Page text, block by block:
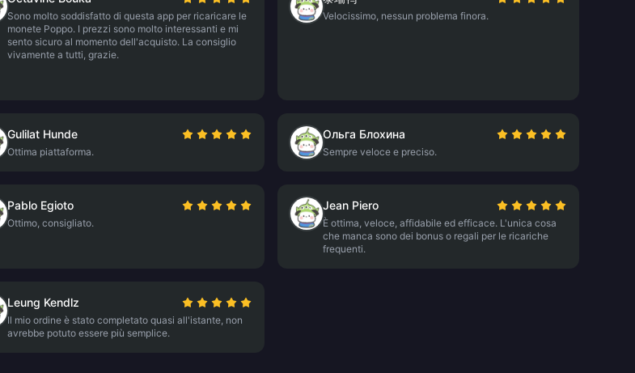
Sono molto soddisfatto di questa app per ricaricare le
monete Poppo. I prezzi sono molto interessanti e mi
sento sicuro al momento dell'acquisto. La consiglio
vivamente a tutti, grazie.
Velocissimo, nessun problema finora.
Gulilat Hunde
Ottima piattaforma.
Ольга Блохина
Sempre veloce e preciso.
Pablo Egioto
Ottimo, consigliato.
Jean Piero
È ottima, veloce, affidabile ed efficace. L'unica cosa
che manca sono dei bonus o regali per le ricariche
frequenti.
Leung Kendlz
Il mio ordine è stato completato quasi all'istante, non
avrebbe potuto essere più semplice.